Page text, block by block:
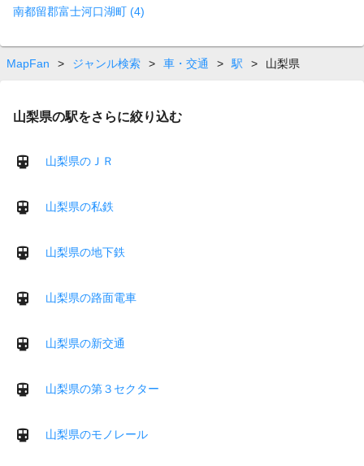
南都留郡富士河口湖町 (4)
MapFan > ジャンル検索 > 車・交通 > 駅 > 山梨県
山梨県の駅をさらに絞り込む
山梨県のＪＲ
山梨県の私鉄
山梨県の地下鉄
山梨県の路面電車
山梨県の新交通
山梨県の第３セクター
山梨県のモノレール